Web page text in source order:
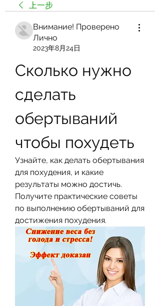
上一步
Внимание! Проверено
Лично
2023年8月24日
Сколько нужно
сделать
обертываний
чтобы похудеть
Узнайте, как делать обертывания
для похудения, и какие
результаты можно достичь.
Получите практические советы
по выполнению обертываний для
достижения похудения.